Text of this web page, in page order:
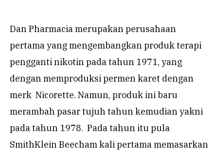
Dan Pharmacia merupakan perusahaan
pertama yang mengembangkan produk terapi
pengganti nikotin pada tahun 1971, yang
dengan memproduksi permen karet dengan
merk Nicorette. Namun, produk ini baru
merambah pasar tujuh tahun kemudian yakni
pada tahun 1978. Pada tahun itu pula
SmithKlein Beecham kali pertama memasarkan